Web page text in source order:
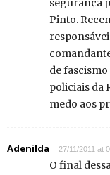
segurança
Pinto.
de fascismo
policiais da
medo aos
Adenilda 27/11/2011 at
O final